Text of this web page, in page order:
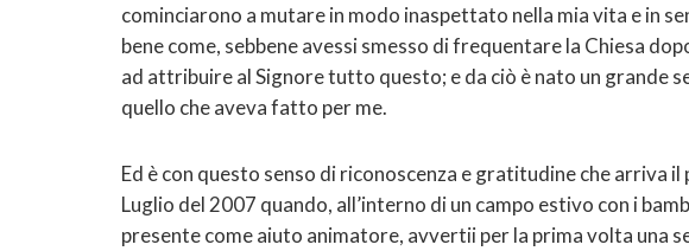
cominciarono a mutare in modo inaspettato nella mia vita e in
bene come, sebbene avessi smesso di frequentare la Chiesa
ad attribuire al Signore tutto questo; e da ciò è nato un grande
quello che aveva fatto per me.
Ed è con questo senso di riconoscenza e gratitudine che arriva
Luglio del 2007 quando, all’interno di un campo estivo con i
presente come aiuto animatore, avvertii per la prima volta una